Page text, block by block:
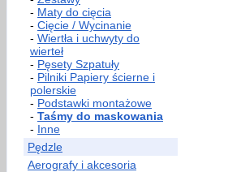
- Maty do cięcia
- Cięcie / Wycinanie
- Wiertła i uchwyty do
wierteł
- Pęsety Szpatuły
- Pilniki Papiery ścierne i
polerskie
- Podstawki montażowe
- Taśmy do maskowania
- Inne
Pędzle
Aerografy i akcesoria